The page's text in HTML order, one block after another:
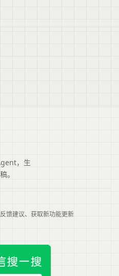
职场人快速定位正确文件，提
，生
。
馈建议、获取新功能更新